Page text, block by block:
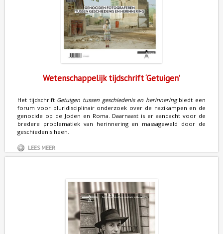
Wetenschappelijk tijdschrift ‘Getuigen’
Het tijdschrift Getuigen tussen geschiedenis en herinneringbiedt een
forum voor pluridisciplinair onderzoek over de nazikampen en de
genocide op de Joden en Roma. Daarnaast is er aandacht voor de
bredere problematiek van herinnering en massageweld door de
geschiedenis heen.
LEES MEER